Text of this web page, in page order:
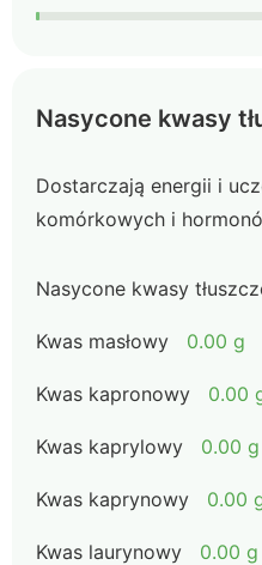
Nasycone kwasy
Dostarczają energii i
komórkowych i
Nasycone kwasy
Kwas masłowy 0.00 g
Kwas kapronowy 0.00
Kwas kaprylowy 0.00 g
Kwas kaprynowy 0.00
Kwas laurynowy 0.00 g